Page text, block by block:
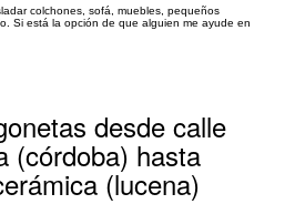
colchones, sofá, muebles, pequeños
Si está la opción de que alguien me ayude en
desde calle
(córdoba) hasta
(lucena)